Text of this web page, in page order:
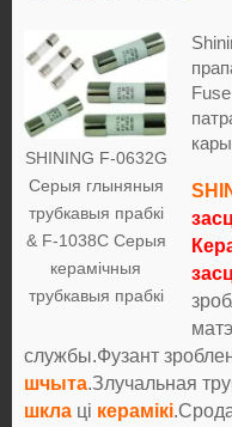
SHINING F-0632G
Серыя глыняныя
трубкавыя прабкі
& F-1038C Серыя
керамічныя
трубкавыя прабкі
службы.Фузант
шчыта.Злучальная
шкла ці керамікі